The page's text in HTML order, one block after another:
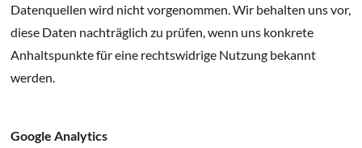
Datenquellen wird nicht vorgenommen. Wir behalten uns vor,
diese Daten nachträglich zu prüfen, wenn uns konkrete
Anhaltspunkte für eine rechtswidrige Nutzung bekannt
werden.
Google Analytics